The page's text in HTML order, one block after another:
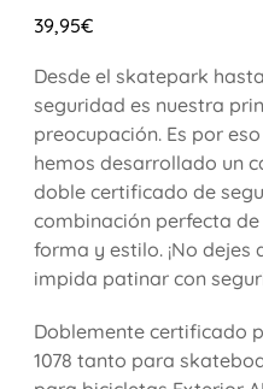
39,95€
Desde el skatepark
seguridad es nuestra
preocupación. Es por
hemos desarrollado un
doble certificado de
combinación perfecta
forma y estilo. ¡No dejes
impida patinar con
Doblemente certificado
1078 tanto para